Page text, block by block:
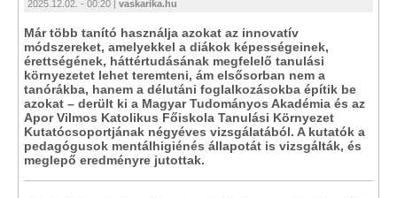
2025.12.02. - 00:20 | vaskarika.hu
Már több tanító használja azokat az innovatív
módszereket, amelyekkel a diákok képességeinek,
érettségének, háttértudásának megfelelő tanulási
környezetet lehet teremteni, ám elsősorban nem a
tanórákba, hanem a délutáni foglalkozásokba építik be
azokat – derült ki a Magyar Tudományos Akadémia és az
Apor Vilmos Katolikus Főiskola Tanulási Környezet
Kutatócsoportjának négyéves vizsgálatából. A kutatók a
pedagógusok mentálhigiénés állapotát is vizsgálták, és
meglepő eredményre jutottak.